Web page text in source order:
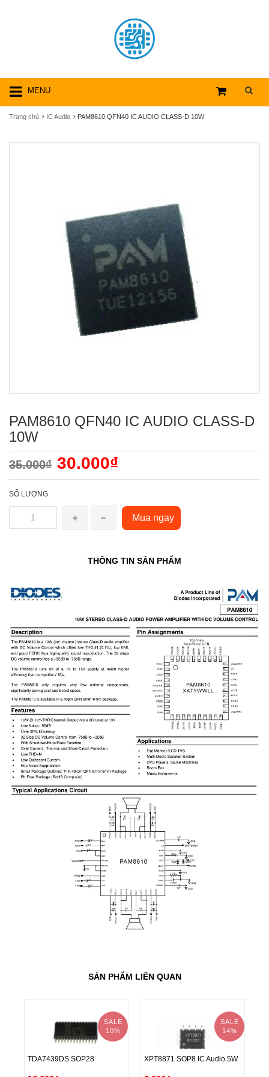
MENU
Trang chủ IC Audio PAM8610 QFN40 IC AUDIO CLASS-D 10W
PAM8610 QFN40 IC AUDIO CLASS-D
10W
35.000₫ 30.000₫
SỐ LƯỢNG
Mua ngay
THÔNG TIN SẢN PHẨM
SẢN PHẨM LIÊN QUAN
SALE
10%
TDA7439DS SOP28
SALE
14%
XPT8871 SOP8 IC Audio 5W